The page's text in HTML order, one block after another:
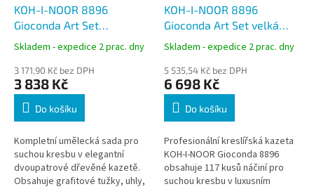
KOH-I-NOOR 8896
Gioconda Art Set
kreslířská kazeta (menší),
dřevěná, 2 patra
Skladem - expedice 2 prac. dny
3 171,90 Kč bez DPH
3 838 Kč
Do košíku
Kompletní umělecká sada pro
suchou kresbu v elegantní
dvoupatrové dřevěné kazetě.
Obsahuje grafitové tužky, uhly,
KOH-I-NOOR 8896
Gioconda Art Set velká
kreslířská kazeta 117 ks,
dřevěná dvoupatrová
Skladem - expedice 2 prac. dny
5 535,54 Kč bez DPH
6 698 Kč
Do košíku
Profesionální kreslířská kazeta
KOH-I-NOOR Gioconda 8896
obsahuje 117 kusů náčiní pro
suchou kresbu v luxusním